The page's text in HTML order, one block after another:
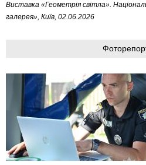
Виставка «Геометрія світла».
галерея», Київ, 02.06.2026